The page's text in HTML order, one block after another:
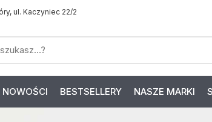
ul. Kaczyniec 22/2
NOWOŚCI BESTSELLERY NASZE MARKI